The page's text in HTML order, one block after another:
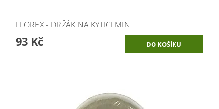
FLOREX - DRŽÁK NA KYTICI MINI
93 Kč